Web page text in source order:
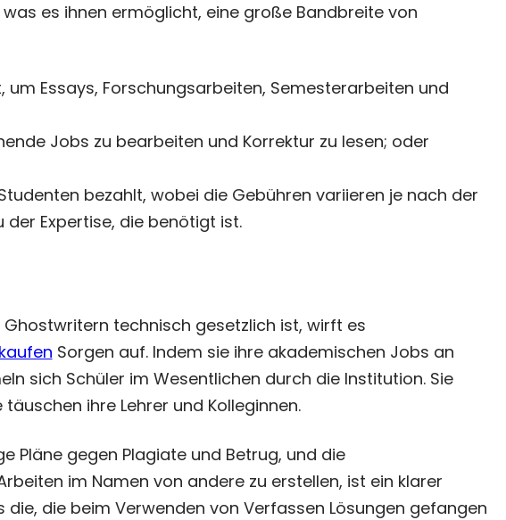
es ihnen ermöglicht, eine große Bandbreite von
Essays, Forschungsarbeiten, Semesterarbeiten und
Jobs zu bearbeiten und Korrektur zu lesen; oder
bezahlt, wobei die Gebühren variieren je nach der
Expertise, die benötigt ist.
technisch gesetzlich ist, wirft es
Sorgen auf. Indem sie ihre akademischen Jobs an
sich Schüler im Wesentlichen durch die Institution. Sie
ihre Lehrer und Kolleginnen.
Pläne gegen Plagiate und Betrug, und die
im Namen von andere zu erstellen, ist ein klarer
die, die beim Verwenden von Verfassen Lösungen gefangen